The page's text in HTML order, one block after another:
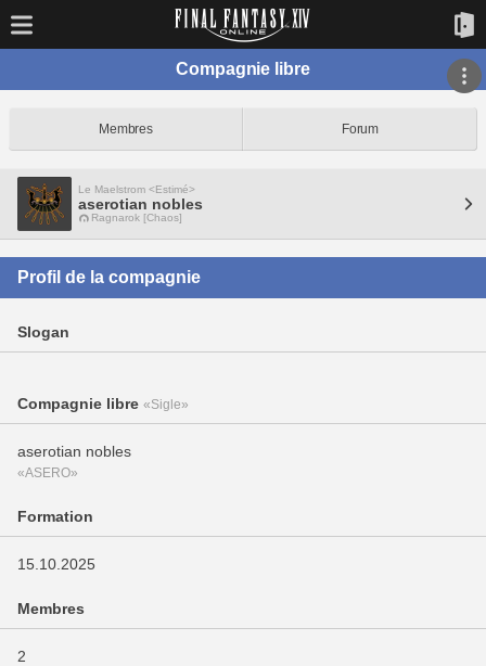
Compagnie libre
Membres Forum
Le Maelstrom <Estimé>
aserotian nobles
Ragnarok [Chaos]
Profil de la compagnie
Slogan
Compagnie libre «Sigle»
aserotian nobles
«ASERO»
Formation
15.10.2025
Membres
2